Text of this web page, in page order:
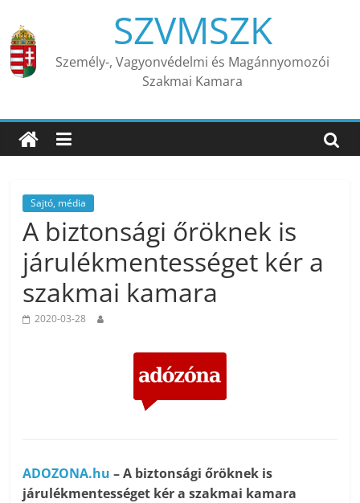
content
SZVMSZK
Személy-, Vagyonvédelmi és Magánnyomozói
Szakmai Kamara
Sajtó, média
A biztonsági őröknek is
járulékmentességet kér a
szakmai kamara
2020-03-28
ADOZONA.hu – A biztonsági őröknek is
járulékmentességet kér a szakmai kamara